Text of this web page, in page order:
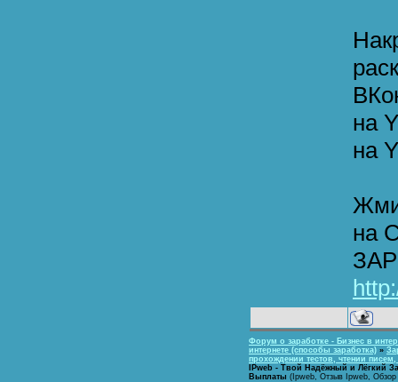
на
на
на
Форум о заработке - Бизнес в
интернете (способы заработка) »
прохождении тестов, чтении
IPweb - Твой Надёжный и Лёгкий
Выплаты (Ipweb, Отзыв Ipweb, Обзор